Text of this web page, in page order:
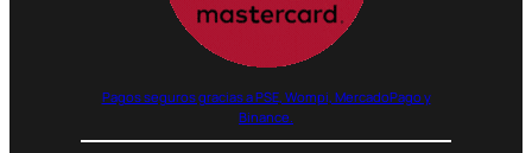
Pagos seguros gracias a PSE, Wompi, MercadoPago y
Binance.